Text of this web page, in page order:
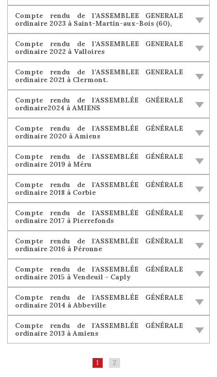
Compte rendu de l’ASSEMBLEE GENERALE
ordinaire 2023 à Saint-Martin-aux-Bois (60),
Compte rendu de l’ASSEMBLEE GENERALE
ordinaire 2022 à Valloires
Compte rendu de l’ASSEMBLEE GENERALE
ordinaire 2021 à Clermont.
Compte rendu de l'ASSEMBLÉE GNÉERALE
ordinaire2024 à AMIENS
Compte rendu de l'ASSEMBLÉE GÉNÉRALE
ordinaire 2020 à Amiens
Compte rendu de l'ASSEMBLÉE GÉNÉRALE
ordinaire 2019 à Méru
Compte rendu de l'ASSEMBLÉE GÉNÉRALE
ordinaire 2018 à Corbie
Compte rendu de l'ASSEMBLÉE GÉNÉRALE
ordinaire 2017 à Pierrefonds
Compte rendu de l'ASSEMBLÉE GÉNÉRALE
ordinaire 2016 à Péronne
Compte rendu de l'ASSEMBLÉE GÉNÉRALE
ordinaire 2015 à Vendeuil - Caply
Compte rendu de l'ASSEMBLÉE GÉNÉRALE
ordinaire 2014 à Abbeville
Compte rendu de l'ASSEMBLÉE GÉNÉRALE
ordinaire 2013 à Amiens
1 2